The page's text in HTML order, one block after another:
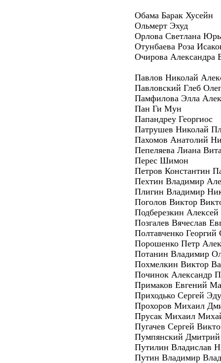
Обама Барак Хусейн
Ольмерт Эхуд
Орлова Светлана
Отунбаева Роза
Очирова Александра
Павлов Николай
Павловский Глеб
Памфилова Элла
Пан Ги Мун
Папандреу Георгиос
Патрушев Николай
Пахомов Анатолий
Пепеляева Лиана
Перес Шимон
Петров Константин
Пехтин Владимир
Плигин Владимир
Поголов Виктор
Подберезкин
Позгалев Вячеслав
Полтавченко Георгий
Порошенко Петр
Потанин Владимир
Похмелкин Виктор
Починок Александр
Примаков Евгений
Приходько Сергей
Прохоров Михаил
Прусак Михаил
Пугачев Сергей
Пумпянский Дмитрий
Путилин Владислав
Путин Владимир